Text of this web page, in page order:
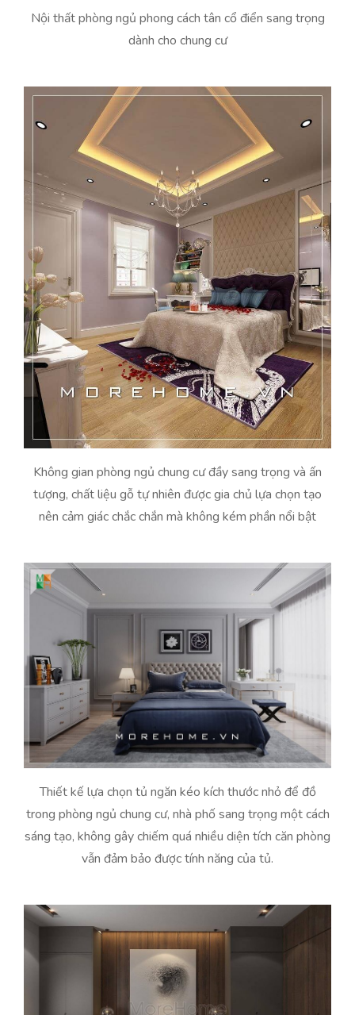
Nội thất phòng ngủ phong cách tân cổ điển sang trọng
dành cho chung cư
Không gian phòng ngủ chung cư đầy sang trọng và ấn
tượng, chất liệu gỗ tự nhiên được gia chủ lựa chọn tạo
nên cảm giác chắc chắn mà không kém phần nổi bật
Thiết kế lựa chọn tủ ngăn kéo kích thước nhỏ để đồ
trong phòng ngủ chung cư, nhà phố sang trọng một cách
sáng tạo, không gây chiếm quá nhiều diện tích căn phòng
vẫn đảm bảo được tính năng của tủ.